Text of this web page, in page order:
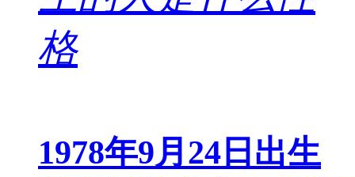
1978年9月24日出生